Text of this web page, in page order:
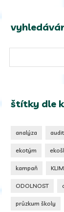
štítky dle
analýza audit
ekotým
kampaň
ODOLNOST
průzkum školy